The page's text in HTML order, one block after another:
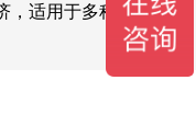
适用于多种工业工况